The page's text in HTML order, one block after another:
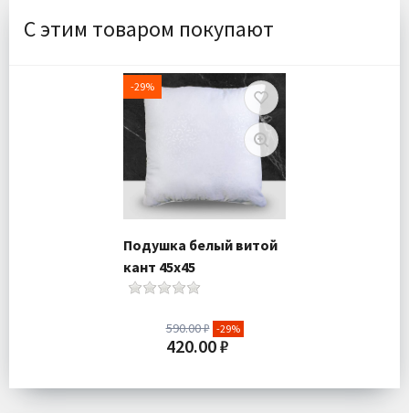
С этим товаром покупают
-29%
Подушка белый витой
кант 45х45
590.00 ₽ -29%
420.00 ₽
Доставка: Подробнее